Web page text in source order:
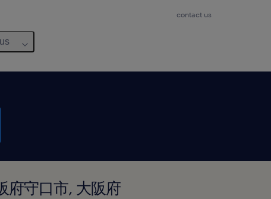
contact us
守口市, 大阪府